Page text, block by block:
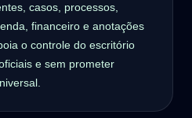
casos, processos,
financeiro e anotações
o controle do escritório
e sem prometer